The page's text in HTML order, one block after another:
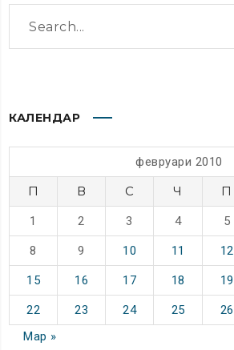
КАЛЕНДАР
февруари 2010
П В С Ч П
1 2 3 4 5
8 9 10 11 12
15 16 17 18 19
22 23 24 25 26
Мар »